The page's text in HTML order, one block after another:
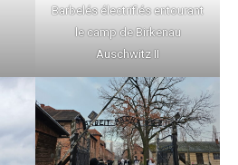
Barbelés électrifiés entourant
le camp de Birkenau
Auschwitz II